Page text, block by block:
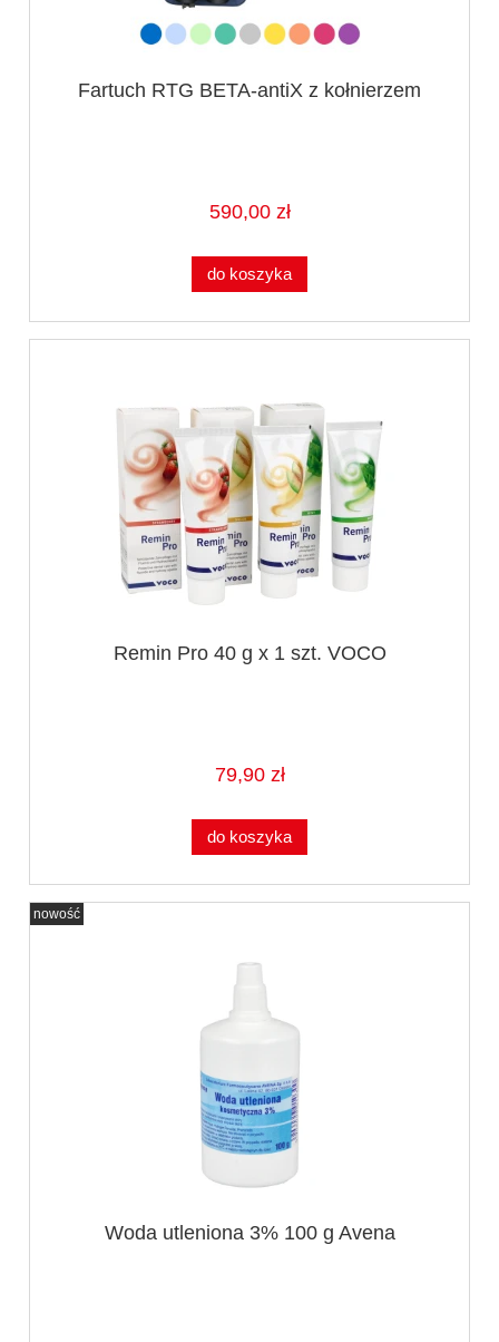
Fartuch RTG BETA-antiX z kołnierzem
590,00 zł
do koszyka
Remin Pro 40 g x 1 szt. VOCO
79,90 zł
do koszyka
Woda utleniona 3% 100 g Avena
nowość